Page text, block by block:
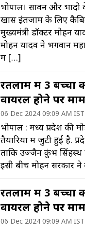
भोपाल। सावन और
खास इंतजाम के लिए
मुख्यमंत्री डॉक्टर मोहन
मोहन यादव ने भगवान
में […]
रतलाम में 3 बच्चों
वायरल होने पर
06 Dec 2024 09:09 AM IST
भोपाल : मध्य प्रदेश की
तैयारियों में जुटी हुई है.
ताकि उज्जैन कुंभ सिंहस्थ
इसी बीच मोहन सरकार
रतलाम में 3 बच्चों
वायरल होने पर
06 Dec 2024 09:09 AM IST